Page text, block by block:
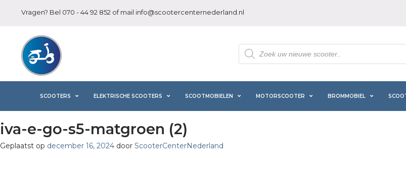
Vragen? Bel 070 - 44 92 852 of mail info@scootercenternederland.nl
Producten
zoeken
SCOOTERS ELEKTRISCHE SCOOTERS SCOOTMOBIELEN MOTORSCOOTER BROMMOBIEL
iva-e-go-s5-matgroen (2)
Geplaatst op december 16, 2024 door ScooterCenterNederland